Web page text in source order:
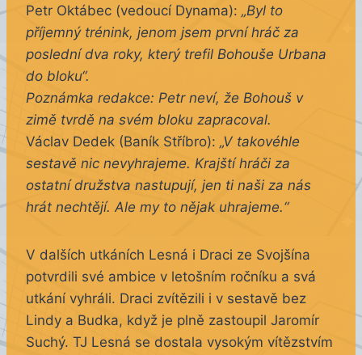
Petr Oktábec (vedoucí Dynama): „Byl to
příjemný trénink, jenom jsem první hráč za
poslední dva roky, který trefil Bohouše Urbana
do bloku“.
Poznámka redakce: Petr neví, že Bohouš v
zimě tvrdě na svém bloku zapracoval.
Václav Dedek (Baník Stříbro): „V takovéhle
sestavě nic nevyhrajeme. Krajští hráči za
ostatní družstva nastupují, jen ti naši za nás
hrát nechtějí. Ale my to nějak uhrajeme.“
V dalších utkáních Lesná i Draci ze Svojšína
potvrdili své ambice v letošním ročníku a svá
utkání vyhráli. Draci zvítězili i v sestavě bez
Lindy a Budka, když je plně zastoupil Jaromír
Suchý. TJ Lesná se dostala vysokým vítězstvím